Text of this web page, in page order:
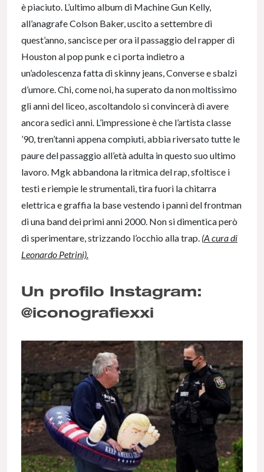
è piaciuto. L’ultimo album di Machine Gun Kelly,
all’anagrafe Colson Baker, uscito a settembre di
quest’anno, sancisce per ora il passaggio del rapper di
Houston al pop punk e ci porta indietro a
un’adolescenza fatta di skinny jeans, Converse e sbalzi
d’umore. Chi, come noi, ha superato da non moltissimo
gli anni del liceo, ascoltandolo si convincerà di avere
ancora sedici anni. L’impressione è che l’artista classe
’90, tren’tanni appena compiuti, abbia riversato tutte le
paure del passaggio all’età adulta in questo suo ultimo
lavoro. Mgk abbandona la ritmica del rap, sfoltisce i
testi e riempie le strumentali, tira fuori la chitarra
elettrica e graffia la base vestendo i panni del frontman
di una band dei primi anni 2000. Non si dimentica però
di sperimentare, strizzando l’occhio alla trap. (A cura di
Leonardo Petrini).
Un profilo Instagram:
@iconografiexxi